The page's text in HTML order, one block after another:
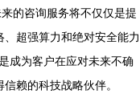
的咨询服务将不仅仅是提
超强算力和绝对安全能力
成为客户在应对未来不确
赖的科技战略伙伴。